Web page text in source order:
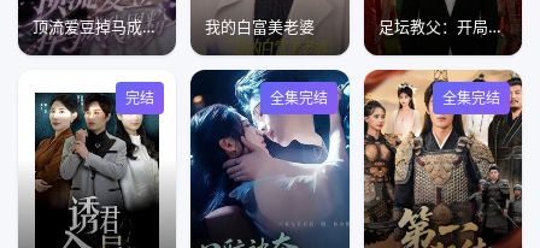
顶流爱豆掉马成我黑粉 我的白富美老婆 足坛教父：开局买下死敌球队
完结 全集完结 全集完结